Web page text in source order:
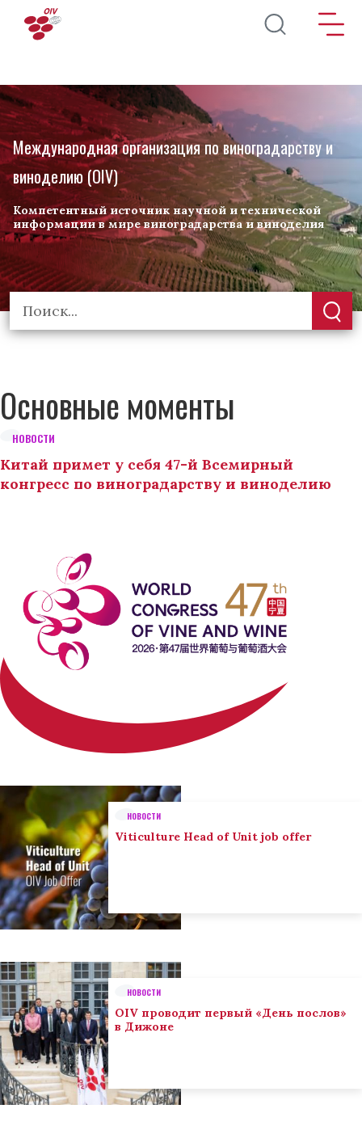
Перейти к основному содержанию
Международная организация по виноградарству и
виноделию (OIV)
Компетентный источник научной и технической
информации в мире виноградарства и виноделия
Основные моменты
НОВОСТИ
Китай примет у себя 47-й Всемирный
конгресс по виноградарству и виноделию
НОВОСТИ
Viticulture Head of Unit job offer
НОВОСТИ
OIV проводит первый «День послов»
в Дижоне